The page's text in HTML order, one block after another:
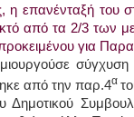
η επανένταξή του
από τα 2/3 των
για
από την παρ.4α
Δημοτικού